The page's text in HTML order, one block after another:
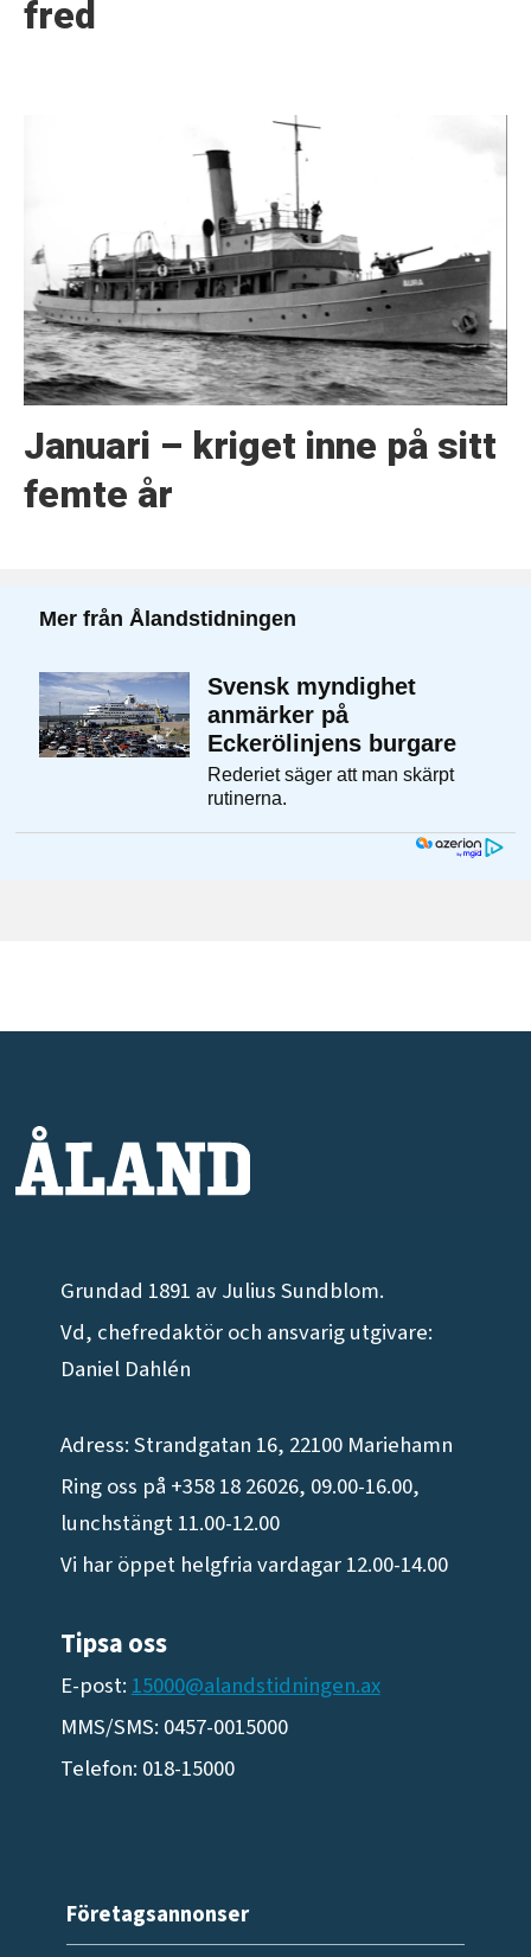
fred
Januari – kriget inne på sitt
femte år
Grundad 1891 av Julius Sundblom.
Vd, chefredaktör och ansvarig utgivare:
Daniel Dahlén
Adress: Strandgatan 16, 22100 Mariehamn
Ring oss på +358 18 26026, 09.00-16.00,
lunchstängt 11.00-12.00
Vi har öppet helgfria vardagar 12.00-14.00
Tipsa oss
E-post:15000@alandstidningen.ax
MMS/SMS: 0457-0015000
Telefon: 018-15000
Företagsannonser